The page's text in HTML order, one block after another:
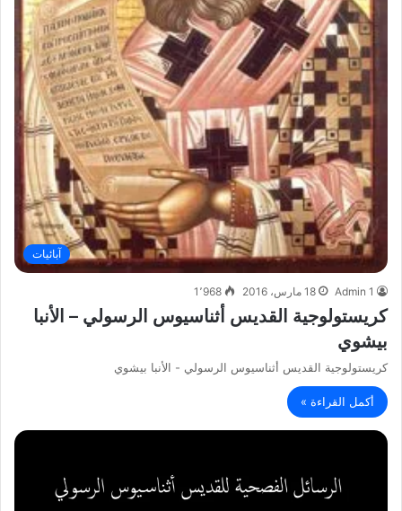
آبائيات
Admin 1 18 مارس، 2016 1٬968
كريستولوجية القديس أثناسيوس الرسولي – الأنبا
بيشوي
كريستولوجية القديس أثناسيوس الرسولي - الأنبا بيشوي
أكمل القراءة »